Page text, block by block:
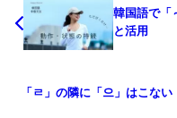
韓国語で「
と活用
「ㄹ」の隣に「으」はこな